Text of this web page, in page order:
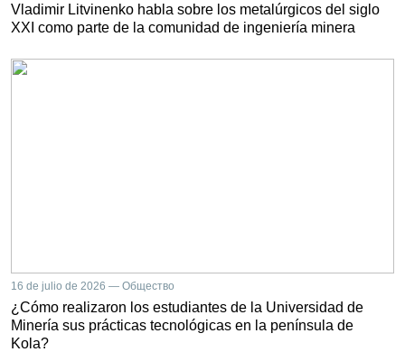
Vladimir Litvinenko habla sobre los metalúrgicos del siglo
XXI como parte de la comunidad de ingeniería minera
16 de julio de 2026 — Общество
¿Cómo realizaron los estudiantes de la Universidad de
Minería sus prácticas tecnológicas en la península de
Kola?